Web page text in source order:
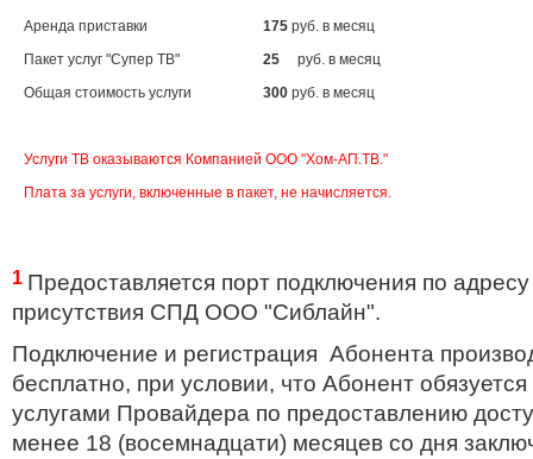
Аренда приставки
175 руб. в месяц
Пакет услуг "Супер ТВ"
25
руб. в месяц
Общая стоимость услуги
300 руб. в месяц
Услуги ТВ оказываются Компанией ООО "Хом-АП.ТВ."
Плата за услуги, включенные в пакет, не начисляется.
1 Предоставляется порт подключения по адресу
присутствия СПД ООО "Сиблайн".
Подключение и регистрация Абонента
бесплатно, при условии, что Абонент обязуется
услугами Провайдера по предоставлению
менее 18 (восемнадцати) месяцев со дня